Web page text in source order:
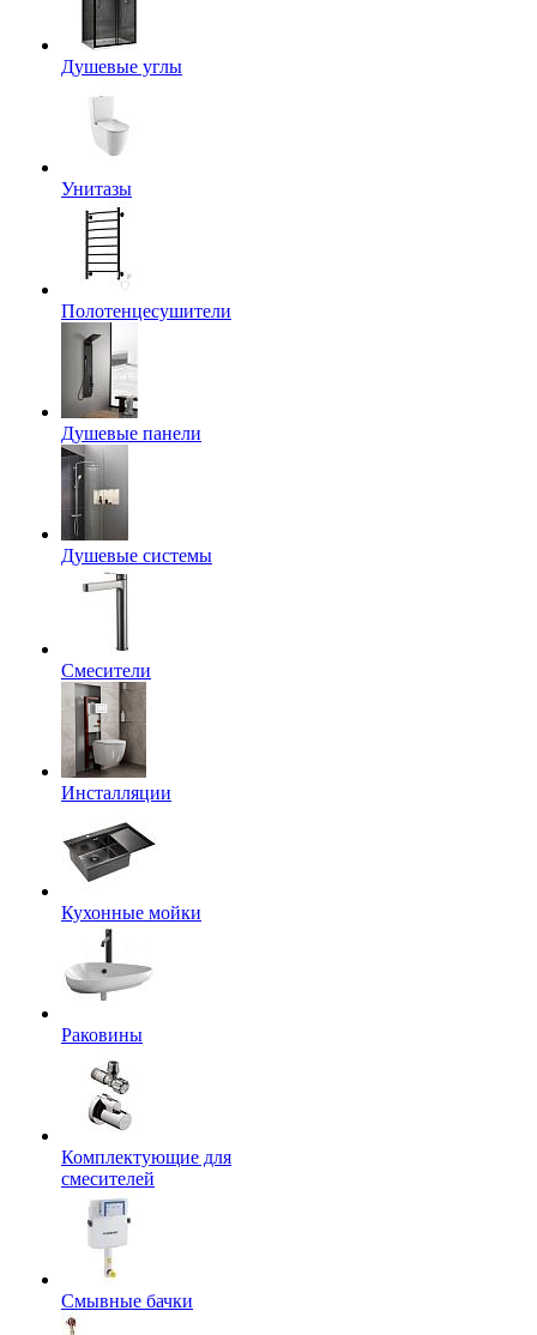
Душевые углы
Унитазы
Полотенцесушители
Душевые панели
Душевые системы
Смесители
Инсталляции
Кухонные мойки
Раковины
Комплектующие для
смесителей
Смывные бачки